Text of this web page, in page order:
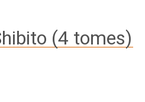
(4 tomes)